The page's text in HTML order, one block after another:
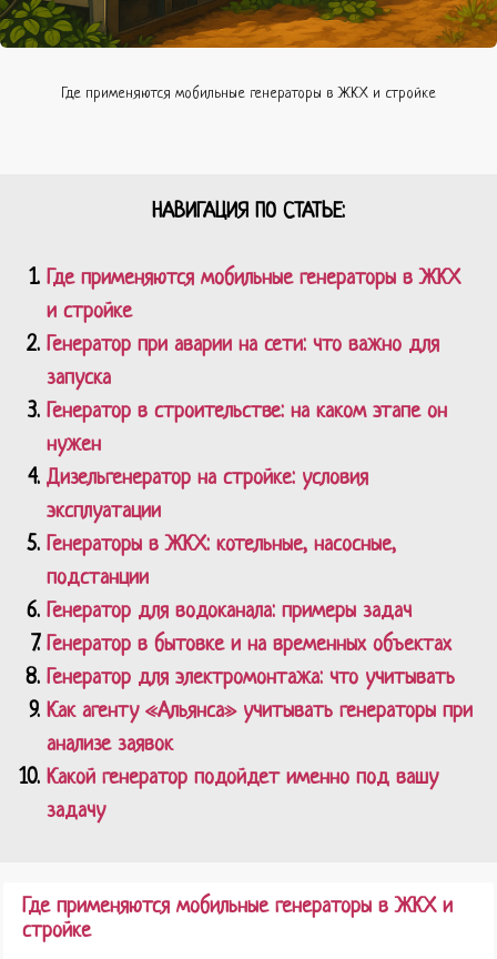
Где применяются мобильные генераторы в ЖКХ и стройке
НАВИГАЦИЯ ПО СТАТЬЕ:
Где применяются мобильные генераторы в ЖКХ
и стройке
Генератор при аварии на сети: что важно для
запуска
Генератор в строительстве: на каком этапе он
нужен
Дизельгенератор на стройке: условия
эксплуатации
Генераторы в ЖКХ: котельные, насосные,
подстанции
Генератор для водоканала: примеры задач
Генератор в бытовке и на временных объектах
Генератор для электромонтажа: что учитывать
Как агенту «Альянса» учитывать генераторы при
анализе заявок
Какой генератор подойдет именно под вашу
задачу
Где применяются мобильные генераторы в ЖКХ и
стройке